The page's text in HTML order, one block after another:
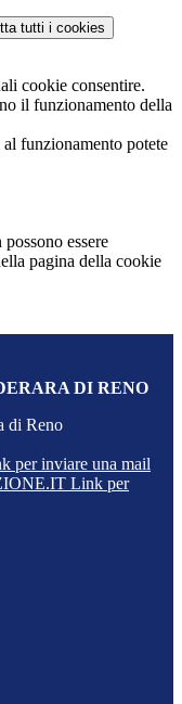
tutti i cookies
cookie consentire.
il funzionamento della
funzionamento potete
essere
pagina della cookie
DI RENO
di Reno
per inviare una mail
Link per